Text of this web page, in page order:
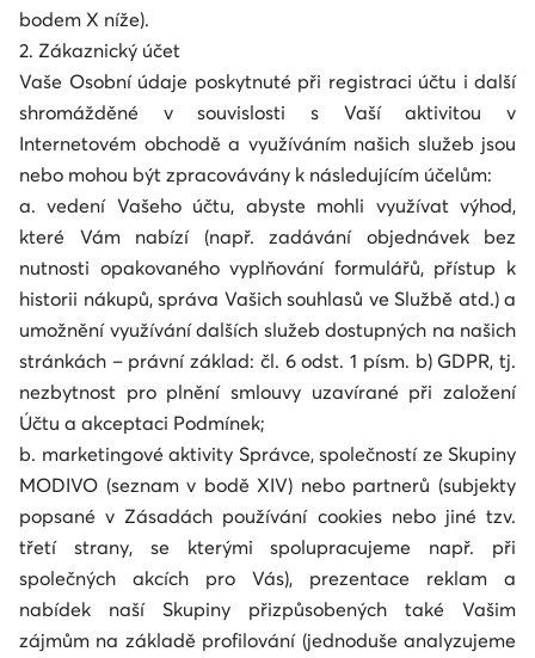
bodem X níže).
2. Zákaznický účet
Vaše Osobní údaje poskytnuté při registraci účtu i další
shromážděné v souvislosti s Vaší aktivitou v
Internetovém obchodě a využíváním našich služeb jsou
nebo mohou být zpracovávány k následujícím účelům:
a. vedení Vašeho účtu, abyste mohli využívat výhod,
které Vám nabízí (např. zadávání objednávek bez
nutnosti opakovaného vyplňování formulářů, přístup k
historii nákupů, správa Vašich souhlasů ve Službě atd.) a
umožnění využívání dalších služeb dostupných na našich
stránkách – právní základ: čl. 6 odst. 1 písm. b) GDPR, tj.
nezbytnost pro plnění smlouvy uzavírané při založení
Účtu a akceptaci Podmínek;
b. marketingové aktivity Správce, společností ze Skupiny
MODIVO (seznam v bodě XIV) nebo partnerů (subjekty
popsané v Zásadách používání cookies nebo jiné tzv.
třetí strany, se kterými spolupracujeme např. při
společných akcích pro Vás), prezentace reklam a
nabídek naší Skupiny přizpůsobených také Vašim
zájmům na základě profilování (jednoduše analyzujeme